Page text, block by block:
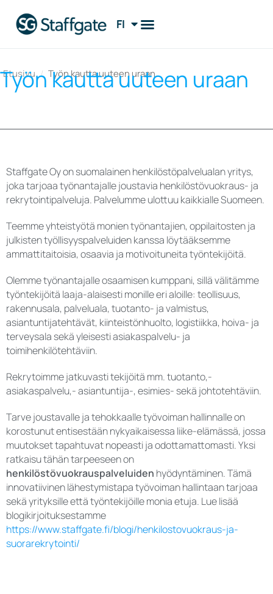
FI
EN
Etusivu / Työn kautta uuteen uraan
Työn kautta uuteen uraan
Staffgate Oy on suomalainen henkilöstöpalvelualan yritys,
joka tarjoaa työnantajalle joustavia henkilöstövuokraus- ja
rekrytointipalveluja. Palvelumme ulottuu kaikkialle Suomeen.
Teemme yhteistyötä monien työnantajien, oppilaitosten ja
julkisten työllisyyspalveluiden kanssa löytääksemme
ammattitaitoisia, osaavia ja motivoituneita työntekijöitä.
Olemme työnantajalle osaamisen kumppani, sillä välitämme
työntekijöitä laaja-alaisesti monille eri aloille: teollisuus,
rakennusala, palveluala, tuotanto- ja valmistus,
asiantuntijatehtävät, kiinteistönhuolto, logistiikka, hoiva- ja
terveysala sekä yleisesti asiakaspalvelu- ja
toimihenkilötehtäviin.
Rekrytoimme jatkuvasti tekijöitä mm. tuotanto,-
asiakaspalvelu,- asiantuntija-, esimies- sekä johtotehtäviin.
Tarve joustavalle ja tehokkaalle työvoiman hallinnalle on
korostunut entisestään nykyaikaisessa liike-elämässä, jossa
muutokset tapahtuvat nopeasti ja odottamattomasti. Yksi
ratkaisu tähän tarpeeseen on
henkilöstövuokrauspalveluiden hyödyntäminen. Tämä
innovatiivinen lähestymistapa työvoiman hallintaan tarjoaa
sekä yrityksille että työntekijöille monia etuja. Lue lisää
blogikirjoituksestamme
https://www.staffgate.fi/blogi/henkilostovuokraus-ja-
suorarekrytointi/